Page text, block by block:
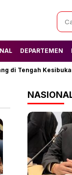
DEPARTEMEN
di Tengah Kesibukan